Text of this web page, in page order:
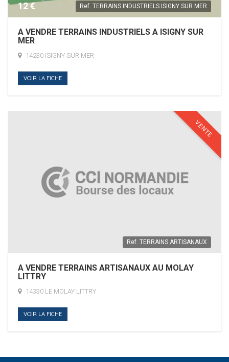
12 € Ref. TERRAINS INDUSTRIELS ISIGNY SUR MER
A VENDRE TERRAINS INDUSTRIELS A ISIGNY SUR
MER
14230 ISIGNY SUR MER
VOIR LA FICHE
VENTE
Ref. TERRAINS ARTISANAUX
A VENDRE TERRAINS ARTISANAUX AU MOLAY
LITTRY
14330 LE MOLAY LITTRY
VOIR LA FICHE